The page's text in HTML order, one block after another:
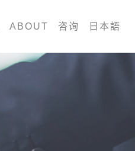
ABOUT 咨询 日本語